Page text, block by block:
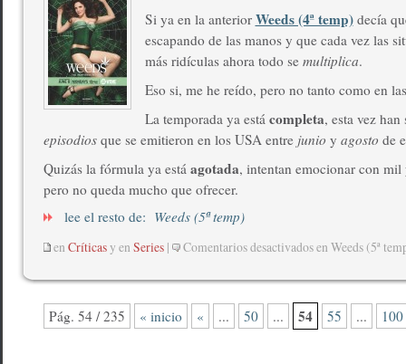
Si ya en la anterior Weeds (4ª temp)decía
escapando de las manos y que cada vez las
más ridículas ahora todo se multiplica.
Eso si, me he reído, pero no tanto como en
La temporada ya está completa, esta vez
episodiosque se emitieron en los USA entre junio y agosto de
Quizás la fórmula ya está agotada, intentan emocionar con mil
pero no queda mucho que ofrecer.
lee el resto de: Weeds (5ª temp)
en Críticasy en Series | Comentarios desactivadosen Weeds (5ª
Pág. 54 / 235 « inicio « ... 50 ... 54 55 ... 100